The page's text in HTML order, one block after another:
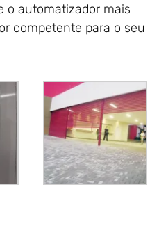
o automatizador mais
competente para o seu